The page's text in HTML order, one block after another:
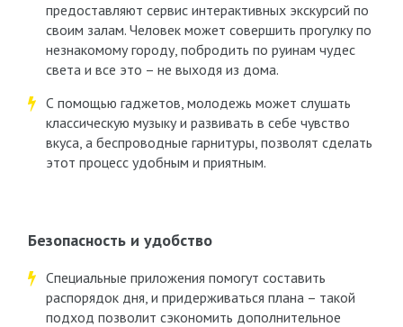
предоставляют сервис интерактивных экскурсий по
своим залам. Человек может совершить прогулку по
незнакомому городу, побродить по руинам чудес
света и все это – не выходя из дома.
С помощью гаджетов, молодежь может слушать
классическую музыку и развивать в себе чувство
вкуса, а беспроводные гарнитуры, позволят сделать
этот процесс удобным и приятным.
Безопасность и удобство
Специальные приложения помогут составить
распорядок дня, и придерживаться плана – такой
подход позволит сэкономить дополнительное